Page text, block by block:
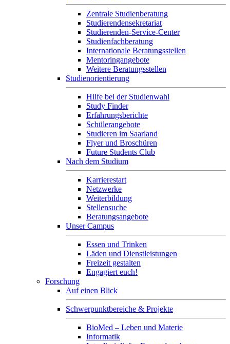
Zentrale Studienberatung
Studierendensekretariat
Studierenden-Service-Center
Studienfachberatung
Internationale Beratungsstellen
Mentoringangebote
Weitere Beratungsstellen
Studienorientierung
Hilfe bei der Studienwahl
Study Finder
Erfahrungsberichte
Schülerangebote
Studieren im Saarland
Flyer und Broschüren
Future Students Club
Nach dem Studium
Karrierestart
Netzwerke
Weiterbildung
Stellensuche
Beratungsangebote
Unser Campus
Essen und Trinken
Läden und Dienstleistungen
Freizeit gestalten
Engagiert euch!
Forschung
Auf einen Blick
Schwerpunktbereiche & Projekte
BioMed – Leben und Materie
Informatik